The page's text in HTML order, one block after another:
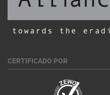
CERTIFICADO POR